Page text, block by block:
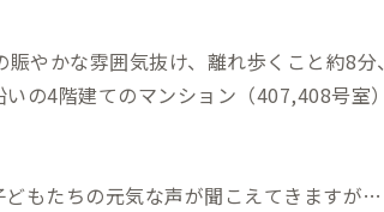
やかな雰囲気抜け、離れ歩くこと約8分、
の4階建てのマンション（407,408号室）
もたちの元気な声が聞こえてきますが、